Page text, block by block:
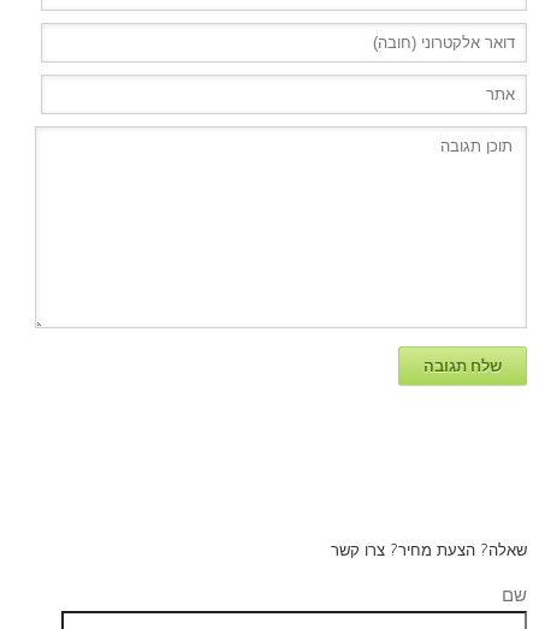
שאלה? הצעת מחיר? צרו קשר
שם